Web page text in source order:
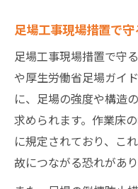
足場工事現場措置で
足場工事現場措置で守
や厚生労働省足場ガイ
に、足場の強度や構造
求められます。作業床
に規定されており、こ
故につながる恐れがあり